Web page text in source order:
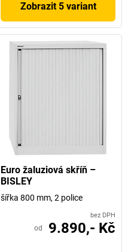
Zobrazit 5 variant
Euro žaluziová skříň –
BISLEY
šířka 800 mm, 2 police
bez DPH
od 9.890,- Kč